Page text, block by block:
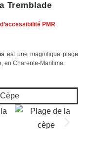
Tremblade
PMR
est une magnifique plage
en Charente-Maritime.